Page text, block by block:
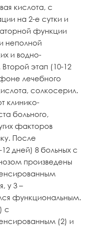
кислота, с
на 2-е сутки и
функции
неполной
и водно-
Второй этап (10-12
лечебного
солкосерил.
клинико-
больного,
факторов
После
дней) 8 больных с
произведены
у 3 –
функциональным.
с
(2) и